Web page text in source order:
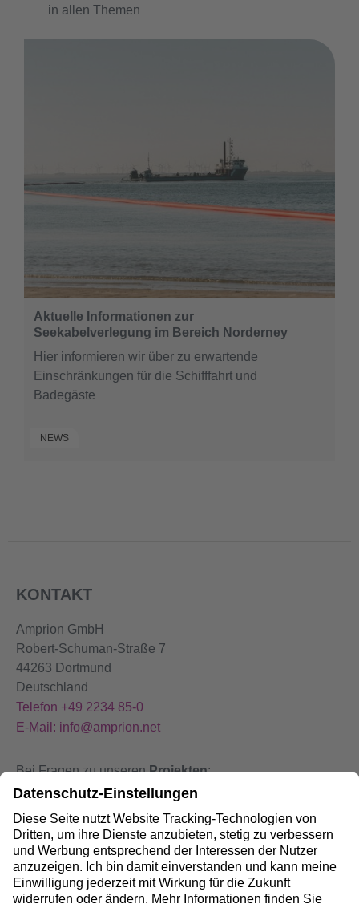
in allen Themen
Aktuelle Informationen zur
Seekabelverlegung im Bereich Norderney
Hier informieren wir über zu erwartende
Einschränkungen für die Schifffahrt und
Badegäste
NEWS
KONTAKT
Amprion GmbH
Robert-Schuman-Straße 7
44263 Dortmund
Deutschland
Telefon +49 2234 85-0
E-Mail: info@amprion.net
Bei Fragen zu unserenProjekten:
+49 800 584 9000
BeiStörungen an unseren Anlagen:
+49 800 490 4000
Social Media: